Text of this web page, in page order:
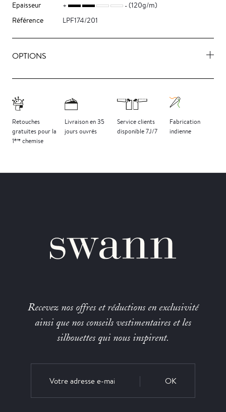
Epaisseur
(120g/m)
Référence
LPF174/201
OPTIONS
Retouches
gratuites pour la
1ère chemise
Livraison en 35
jours ouvrés
Service clients
disponible 7J/7
Fabrication
indienne
Recevez nos offres et réductions en exclusivité
ainsi que nos conseils vestimentaires et les
silhouettes qui nous inspirent.
OK